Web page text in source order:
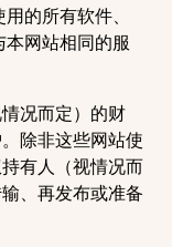
的所有软件、
本网站相同的服
况而定）的财
除非这些网站使
有人（视情况而
、再发布或准备